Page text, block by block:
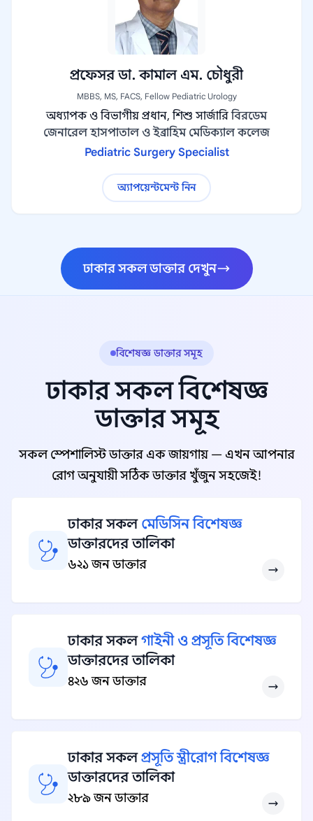
প্রফেসর ডা. কামাল এম. চৌধুরী
MBBS, MS, FACS, Fellow Pediatric Urology
অধ্যাপক ও বিভাগীয় প্রধান, শিশু সার্জারি বিরডেম
জেনারেল হাসপাতাল ও ইব্রাহিম মেডিক্যাল কলেজ
Pediatric Surgery Specialist
অ্যাপয়েন্টমেন্ট নিন
ঢাকার সকল ডাক্তার দেখুন
বিশেষজ্ঞ ডাক্তার সমূহ
ঢাকার সকল বিশেষজ্ঞ
ডাক্তার সমূহ
সকল স্পেশালিস্ট ডাক্তার এক জায়গায় — এখন আপনার
রোগ অনুযায়ী সঠিক ডাক্তার খুঁজুন সহজেই!
ঢাকার সকল মেডিসিন বিশেষজ্ঞ
ডাক্তারদের তালিকা
৬২১ জন ডাক্তার
ঢাকার সকলগাইনী ও প্রসূতি বিশেষজ্ঞ
ডাক্তারদের তালিকা
৪২৬ জন ডাক্তার
ঢাকার সকলপ্রসূতি স্ত্রীরোগ বিশেষজ্ঞ
ডাক্তারদের তালিকা
২৮৯ জন ডাক্তার